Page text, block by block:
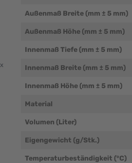
Außenmaß Breite (mm ± 5 mm)
Außenmaß Höhe (mm ± 5 mm)
Innenmaß Tiefe (mm ± 5 mm)
Innenmaß Breite (mm ± 5 mm)
Innenmaß Höhe (mm ± 5 mm)
Material
Volumen (Liter)
Eigengewicht (g/Stk.)
Temperaturbeständigkeit (°C)